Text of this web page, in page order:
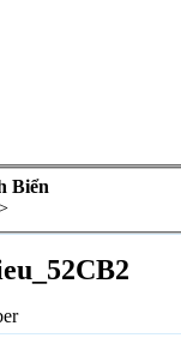
Biển